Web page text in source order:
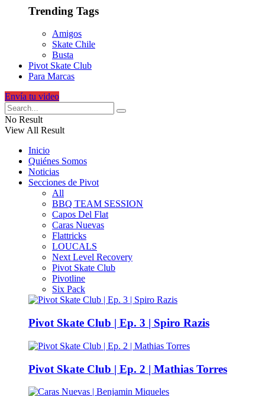
Trending Tags
Amigos
Skate Chile
Busta
Pivot Skate Club
Para Marcas
Envía tu video
No Result
View All Result
Inicio
Quiénes Somos
Noticias
Secciones de Pivot
All
BBQ TEAM SESSION
Capos Del Flat
Caras Nuevas
Flattricks
LOUCALS
Next Level Recovery
Pivot Skate Club
Pivotline
Six Pack
Pivot Skate Club | Ep. 3 | Spiro Razis
Pivot Skate Club | Ep. 2 | Mathias Torres